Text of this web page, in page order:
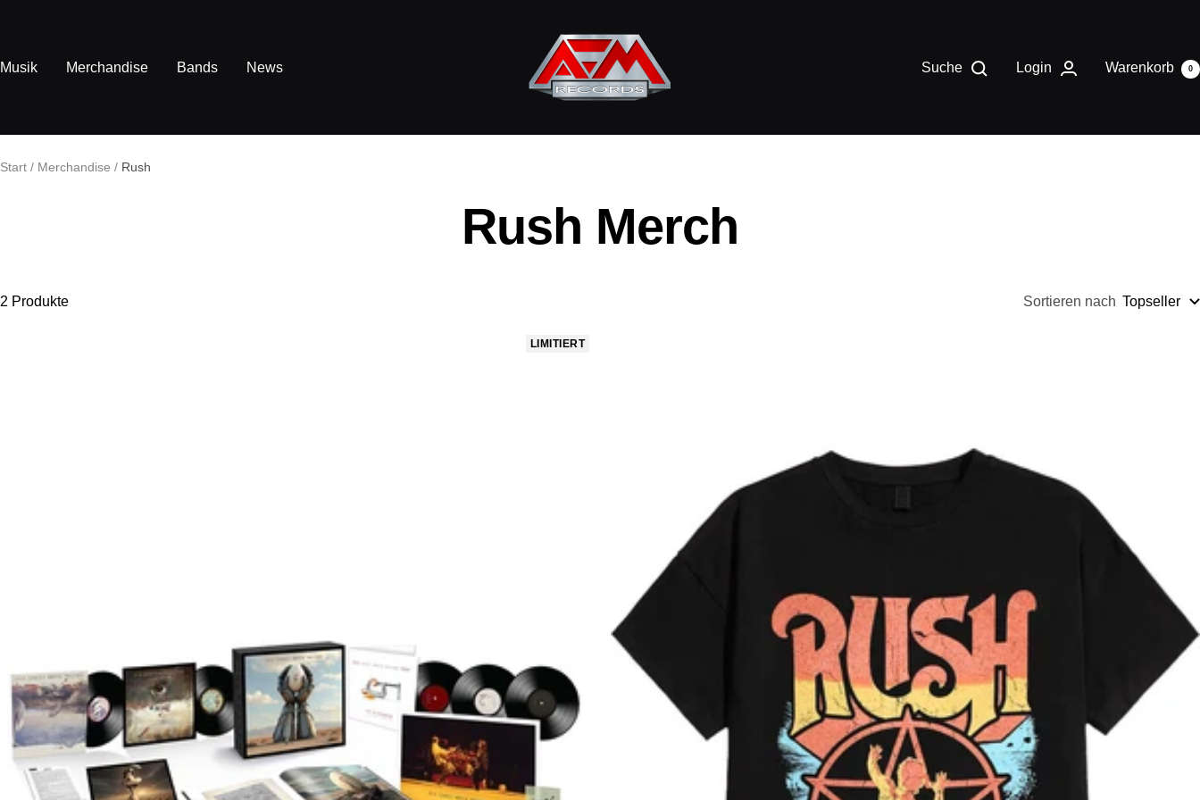
Inhalt
Musik Merchandise Bands News
Records
Suche Login Warenkorb 0
Start Merchandise Rush
Rush Merch
2 Produkte Sortieren nach Topseller
LIMITIERT